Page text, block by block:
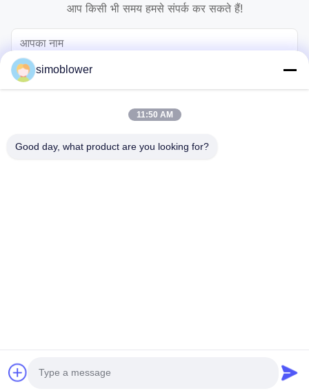
आप किसी भी समय हमसे संपर्क कर सकते हैं!
© 2026 Xinxiang SIMO Blower Co., Ltd.. All Rights Reserved.
simoblower
11:50 AM
Good day, what product are you looking for?